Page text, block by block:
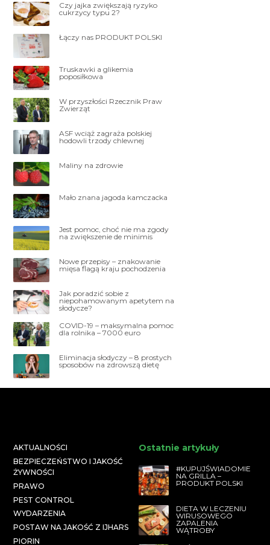
Czy jajka zwiększają ryzyko
cukrzycy typu 2?
Łączy nas PRODUKT POLSKI
Truskawki a glikemia
poposiłkowa
W przyszłości Rzecznik Praw
Zwierząt
ASF wciąż zagraża polskiej
hodowli trzody chlewnej
Maliny na zdrowie
Mało znana jagoda kamczacka
Jest pomoc, choć nie ma zgody
na zwiększenie de minimis
Nowe przepisy – znakowanie
mięsa flagą kraju pochodzenia
Jak poradzić sobie z
niepohamowanym apetytem na
słodycze?
COVID-19 – maksymalna pomoc
dla rolnika – 7000 euro
Eliminacja słodyczy – 8 prostych
sposobów na zdrowszą dietę
AKTUALNOŚCI
BEZPIECZEŃSTWO I JAKOŚĆ
ŻYWNOŚCI
PRAWO
PEST CONTROL
WYDARZENIA
POSTAW NA JAKOŚĆ Z IJHARS
PIORIN
Ostatnie artykuły
#KUPUJŚWIADOMIE
NA GRILLA –
PRODUKT POLSKI
DIETA W LECZENIU
WIRUSOWEGO
ZAPALENIA
WĄTROBY